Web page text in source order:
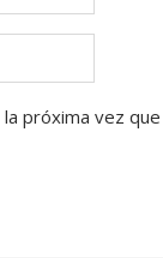
próxima vez que